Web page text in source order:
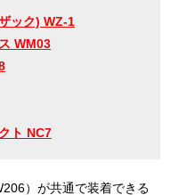
ック) WZ-1
WM03
ト NC7
）が共通で装着できる